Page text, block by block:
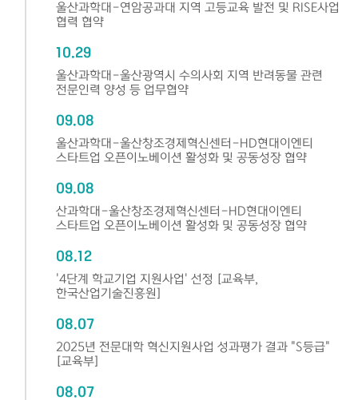
울산과학대-연암공과대 지역 고등교육 발전 및 RISE사업
협력 협약
10.29
울산과학대-울산광역시 수의사회 지역 반려동물 관련
전문인력 양성 등 업무협약
09.08
울산과학대-울산창조경제혁신센터-HD현대이엔티
스타트업 오픈이노베이션 활성화 및 공동성장 협약
09.08
산과학대-울산창조경제혁신센터-HD현대이엔티
스타트업 오픈이노베이션 활성화 및 공동성장 협약
08.12
'4단계 학교기업 지원사업' 선정 [교육부,
한국산업기술진흥원]
08.07
2025년 전문대학 혁신지원사업 성과평가 결과 "S등급"
[교육부]
08.07